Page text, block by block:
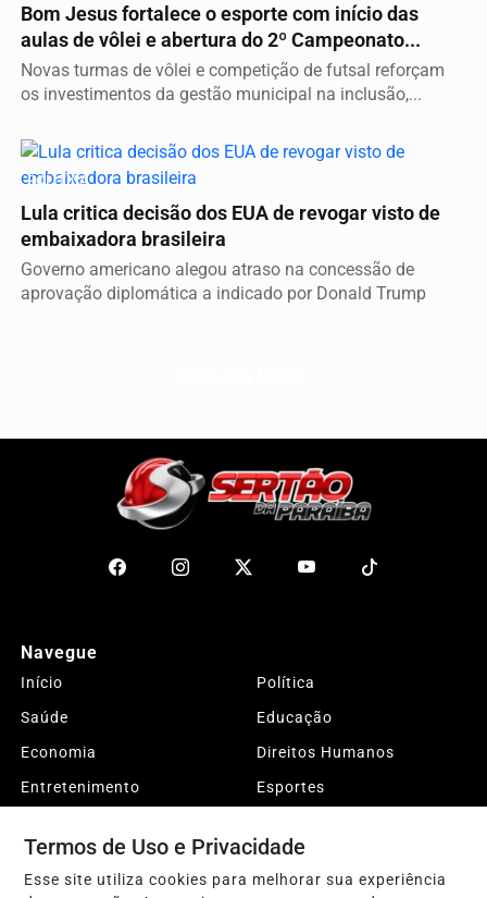
Bom Jesus fortalece o esporte com início das
aulas de vôlei e abertura do 2º Campeonato...
Novas turmas de vôlei e competição de futsal reforçam
os investimentos da gestão municipal na inclusão,...
POLÍTICA
Lula critica decisão dos EUA de revogar visto de
embaixadora brasileira
Governo americano alegou atraso na concessão de
aprovação diplomática a indicado por Donald Trump
Navegue
Início
Política
Saúde
Educação
Economia
Direitos Humanos
Entretenimento
Esportes
Conteúdo Patrocinado
Agro
Polícia
Termos de Uso e Privacidade
Esse site utiliza cookies para melhorar sua experiência